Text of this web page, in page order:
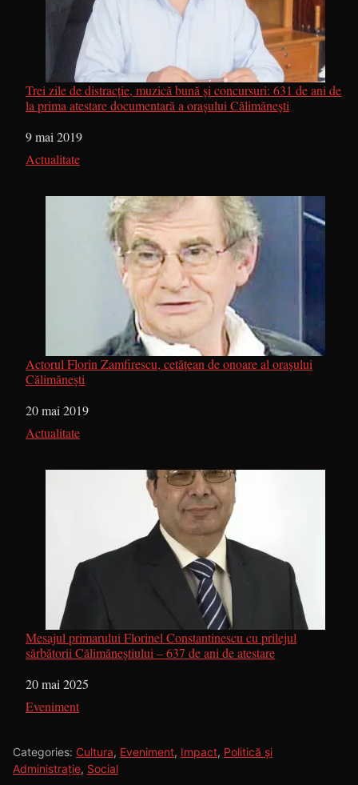
Trei zile de distracție, muzică bună și concursuri: 631 de ani de
la prima atestare documentară a orașului Călimănești
Dată
9 mai 2019
În legătură cu
Actualitate
Actorul Florin Zamfirescu, cetățean de onoare al orașului
Călimănești
Dată
20 mai 2019
În legătură cu
Actualitate
Mesajul primarului Florinel Constantinescu cu prilejul
sărbătorii Călimăneștiului – 637 de ani de atestare
Dată
20 mai 2025
În legătură cu
Eveniment
Categories: Cultura, Eveniment, Impact, Politică și
Administrație, Social